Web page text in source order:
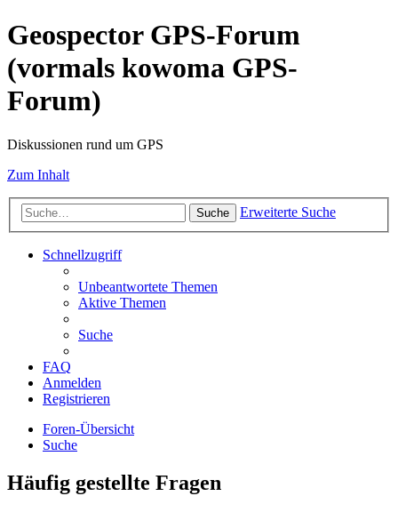
Geospector GPS-Forum
(vormals kowoma GPS-
Forum)
Diskussionen rund um GPS
Zum Inhalt
Suche Erweiterte Suche
Schnellzugriff
Unbeantwortete Themen
Aktive Themen
Suche
FAQ
Anmelden
Registrieren
Foren-Übersicht
Suche
Häufig gestellte Fragen